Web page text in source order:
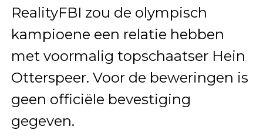
RealityFBI zou de olympisch
kampioene een relatie hebben
met voormalig topschaatser Hein
Otterspeer. Voor de beweringen is
geen officiële bevestiging
gegeven.